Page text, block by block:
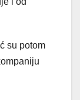
su potom